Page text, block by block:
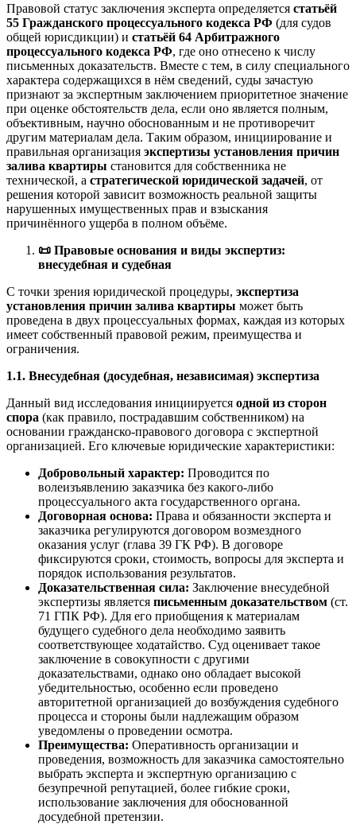
Правовой статус заключения эксперта определяется статьёй
55 Гражданского процессуального кодекса РФ (для судов
общей юрисдикции) и статьёй 64 Арбитражного
процессуального кодекса РФ, где оно отнесено к числу
письменных доказательств. Вместе с тем, в силу специального
характера содержащихся в нём сведений, суды зачастую
признают за экспертным заключением приоритетное значение
при оценке обстоятельств дела, если оно является полным,
объективным, научно обоснованным и не противоречит
другим материалам дела. Таким образом, инициирование и
правильная организация экспертизы установления причин
залива квартиры становится для собственника не
технической, а стратегической юридической задачей, от
решения которой зависит возможность реальной защиты
нарушенных имущественных прав и взыскания
причинённого ущерба в полном объёме.
📜 Правовые основания и виды экспертиз:
внесудебная и судебная
С точки зрения юридической процедуры, экспертиза
установления причин залива квартиры может быть
проведена в двух процессуальных формах, каждая из которых
имеет собственный правовой режим, преимущества и
ограничения.
1.1. Внесудебная (досудебная, независимая) экспертиза
Данный вид исследования инициируется одной из сторон
спора (как правило, пострадавшим собственником) на
основании гражданско-правового договора с экспертной
организацией. Его ключевые юридические характеристики:
Добровольный характер: Проводится по
волеизъявлению заказчика без какого-либо
процессуального акта государственного органа.
Договорная основа: Права и обязанности эксперта и
заказчика регулируются договором возмездного
оказания услуг (глава 39 ГК РФ). В договоре
фиксируются сроки, стоимость, вопросы для эксперта и
порядок использования результатов.
Доказательственная сила: Заключение внесудебной
экспертизы является письменным доказательством (ст.
71 ГПК РФ). Для его приобщения к материалам
будущего судебного дела необходимо заявить
соответствующее ходатайство. Суд оценивает такое
заключение в совокупности с другими
доказательствами, однако оно обладает высокой
убедительностью, особенно если проведено
авторитетной организацией до возбуждения судебного
процесса и стороны были надлежащим образом
уведомлены о проведении осмотра.
Преимущества: Оперативность организации и
проведения, возможность для заказчика самостоятельно
выбрать эксперта и экспертную организацию с
безупречной репутацией, более гибкие сроки,
использование заключения для обоснованной
досудебной претензии.